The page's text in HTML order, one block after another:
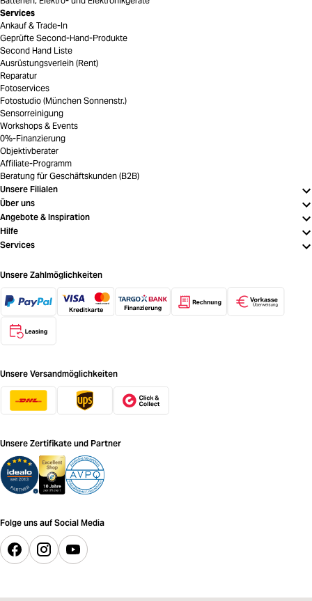
Services
Ankauf & Trade-In
Geprüfte Second-Hand-Produkte
Second Hand Liste
Ausrüstungsverleih (Rent)
Reparatur
Fotoservices
Fotostudio (München Sonnenstr.)
Sensorreinigung
Workshops & Events
0%-Finanzierung
Objektivberater
Affiliate-Programm
Beratung für Geschäftskunden (B2B)
Unsere Filialen
Über uns
Angebote & Inspiration
Hilfe
Services
Unsere Zahlmöglichkeiten
Unsere Versandmöglichkeiten
Unsere Zertifikate und Partner
Folge uns auf Social Media